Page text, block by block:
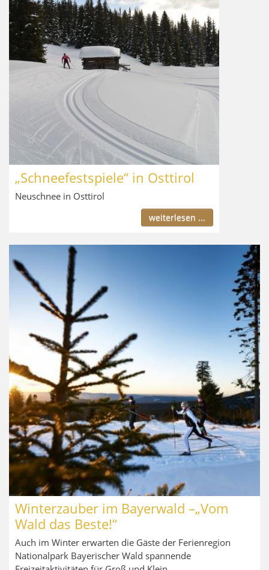
„Schneefestspiele“ in Osttirol
Neuschnee in Osttirol
weiterlesen ...
Winterzauber im Bayerwald –„Vom
Wald das Beste!“
Auch im Winter erwarten die Gäste der Ferienregion
Nationalpark Bayerischer Wald spannende